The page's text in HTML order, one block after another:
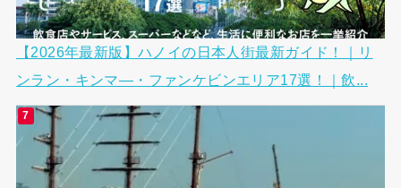
【2026年最新版】ハノイの日本人街最新ガイド！｜リ
ンラン・キンマ―・ファンケビンエリア17選！｜飲...